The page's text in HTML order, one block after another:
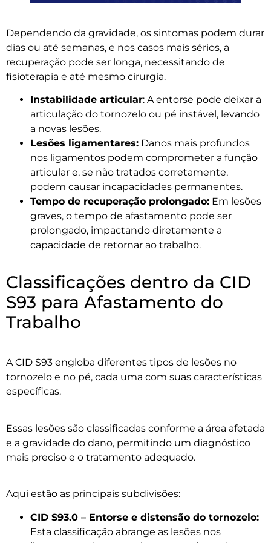
Dependendo da gravidade, os sintomas podem durar
dias ou até semanas, e nos casos mais sérios, a
recuperação pode ser longa, necessitando de
fisioterapia e até mesmo cirurgia.
Instabilidade articular: A entorse pode deixar a
articulação do tornozelo ou pé instável, levando
a novas lesões.
Lesões ligamentares: Danos mais profundos
nos ligamentos podem comprometer a função
articular e, se não tratados corretamente,
podem causar incapacidades permanentes.
Tempo de recuperação prolongado: Em lesões
graves, o tempo de afastamento pode ser
prolongado, impactando diretamente a
capacidade de retornar ao trabalho.
Classificações dentro da CID
S93 para Afastamento do
Trabalho
A CID S93 engloba diferentes tipos de lesões no
tornozelo e no pé, cada uma com suas características
específicas.
Essas lesões são classificadas conforme a área afetada
e a gravidade do dano, permitindo um diagnóstico
mais preciso e o tratamento adequado.
Aqui estão as principais subdivisões:
CID S93.0 – Entorse e distensão do tornozelo:
Esta classificação abrange as lesões nos